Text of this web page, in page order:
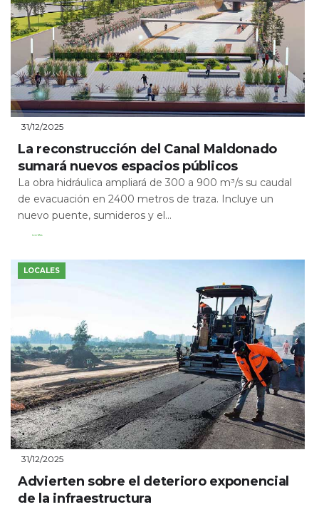
31/12/2025
La reconstrucción del Canal Maldonado
sumará nuevos espacios públicos
La obra hidráulica ampliará de 300 a 900 m³/s su caudal
de evacuación en 2400 metros de traza. Incluye un
nuevo puente, sumideros y el...
Leer Más
LOCALES
31/12/2025
Advierten sobre el deterioro exponencial
de la infraestructura